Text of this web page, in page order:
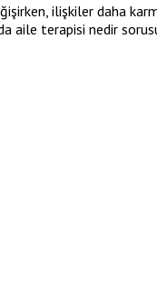
ilişkiler daha
aile terapisi nedir